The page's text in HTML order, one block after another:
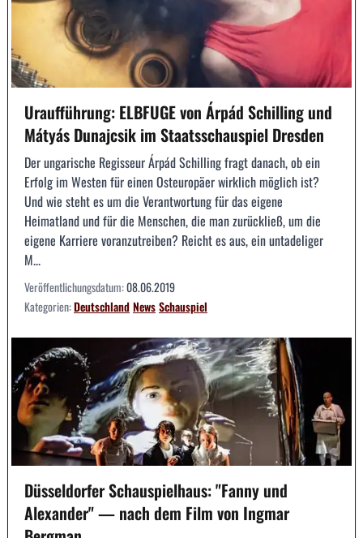
Uraufführung: ELBFUGE von Árpád Schilling und
Mátyás Dunajcsik im Staatsschauspiel Dresden
Der ungarische Regisseur Árpád Schilling fragt danach, ob ein
Erfolg im Westen für einen Osteuropäer wirklich möglich ist?
Und wie steht es um die Verantwortung für das eigene
Heimatland und für die Menschen, die man zurückließ, um die
eigene Karriere voranzutreiben? Reicht es aus, ein untadeliger
M...
Veröffentlichungsdatum:08.06.2019
Kategorien:DeutschlandNewsSchauspiel
Düsseldorfer Schauspielhaus: "Fanny und
Alexander" — nach dem Film von Ingmar